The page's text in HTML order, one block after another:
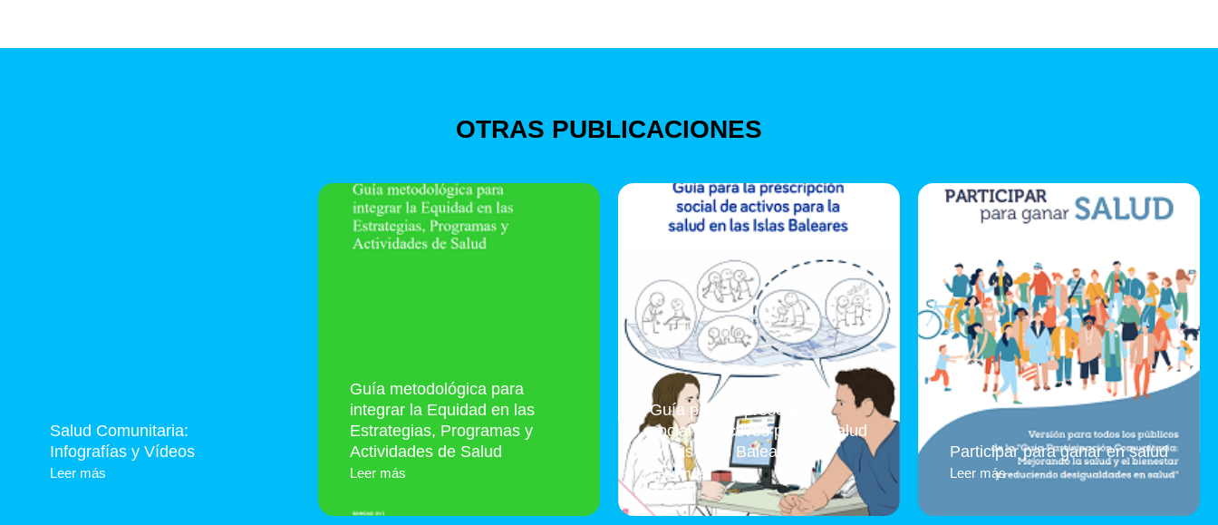
OTRAS PUBLICACIONES
Salud Comunitaria:
Infografías y Vídeos
Leer más
Guía metodológica para
integrar la Equidad en las
Estrategias, Programas y
Actividades de Salud
Leer más
Guía para la prescripción
social de activos para la salud
en las Islas Baleares
Leer más
Participar para ganar en salud
Leer más